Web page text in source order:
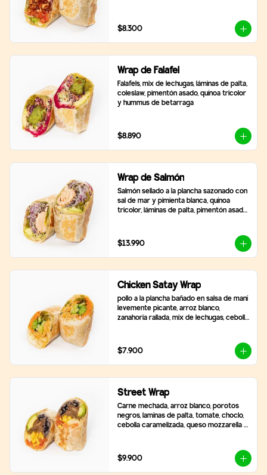
$8.300
Wrap de Falafel
Falafels, mix de lechugas, láminas de palta,
coleslaw, pimentón asado, quínoa tricolor
y hummus de betarraga
$8.890
Wrap de Salmón
Salmón sellado a la plancha sazonado con
sal de mar y pimienta blanca, quínoa
tricolor, láminas de palta, pimentón asado,
$13.990
Chicken Satay Wrap
pollo a la plancha bañado en salsa de maní
levemente picante, arroz blanco,
zanahoria rallada, mix de lechugas, cebolla
$7.900
Street Wrap
Carne mechada, arroz blanco, porotos
negros, laminas de palta, tomate, choclo,
cebolla caramelizada, queso mozzarella y
$9.900